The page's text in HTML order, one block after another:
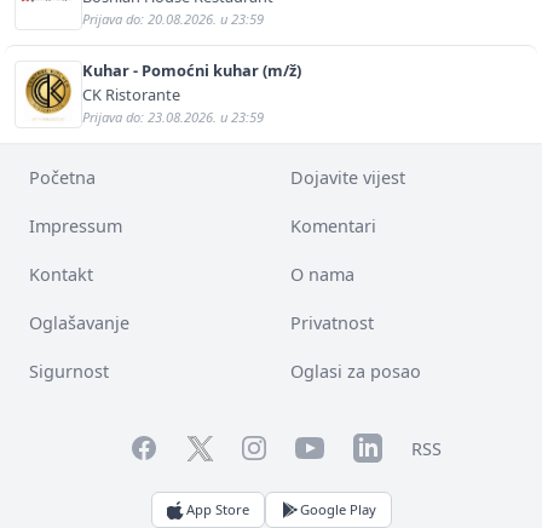
Prijava do: 20.08.2026. u 23:59
Kuhar - Pomoćni kuhar (m/ž)
CK Ristorante
Prijava do: 23.08.2026. u 23:59
Početna Dojavite vijest
Impressum Komentari
Kontakt O nama
Oglašavanje Privatnost
Sigurnost Oglasi za posao
FacebookTwitterInstagramYouTubeLinkedInRSS
App Store Google Play